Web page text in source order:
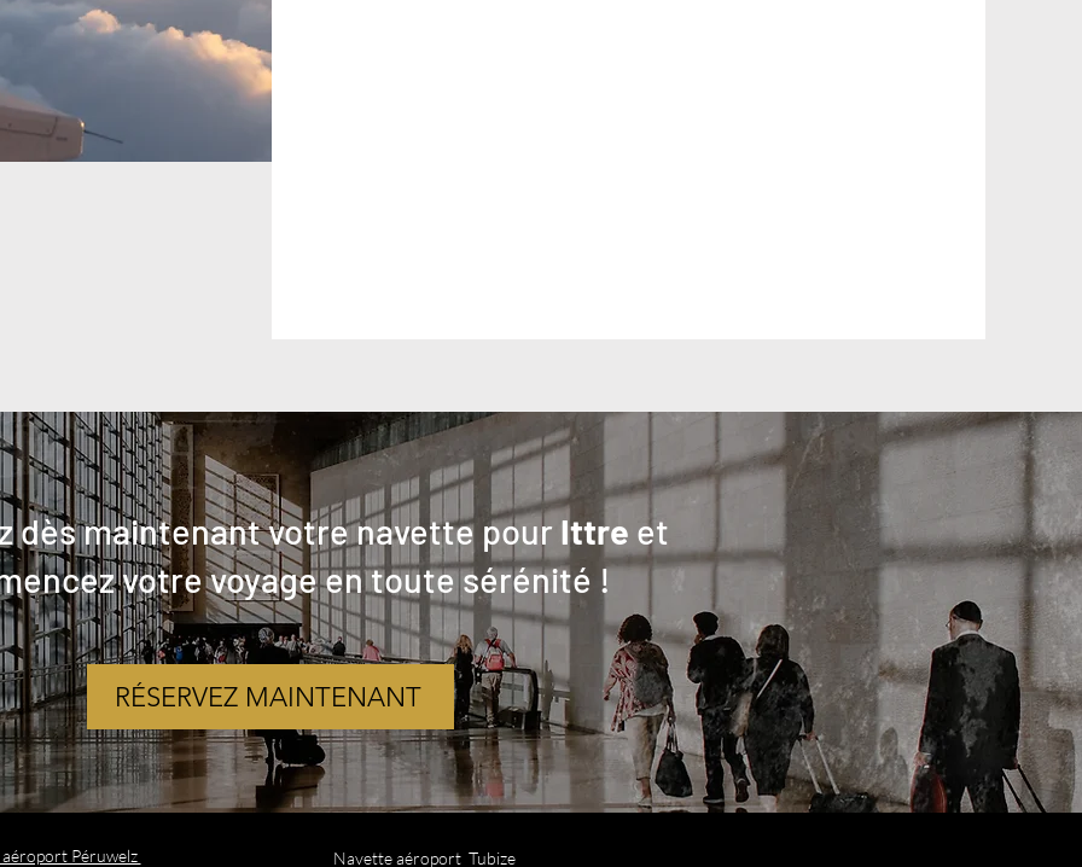
dès maintenant votre navette pour Ittre et
votre voyage en toute sérénité !
RÉSERVEZ MAINTENANT
Péruwelz Navette aéroport Tubize